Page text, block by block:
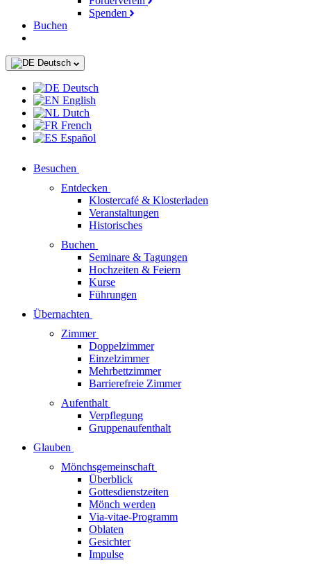
Spenden
Buchen
Deutsch
Deutsch
English
Dutch
French
Español
Besuchen
Entdecken
Klostercafé & Klosterladen
Veranstaltungen
Historisches
Buchen
Seminare & Tagungen
Hochzeiten & Feiern
Kurse
Führungen
Übernachten
Zimmer
Doppelzimmer
Einzelzimmer
Mehrbettzimmer
Barrierefreie Zimmer
Aufenthalt
Verpflegung
Gruppenaufenthalt
Glauben
Mönchsgemeinschaft
Überblick
Gottesdienstzeiten
Mönch werden
Via-vitae-Programm
Oblaten
Gesichter
Impulse